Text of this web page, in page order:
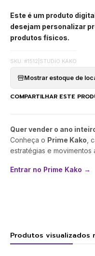
Este é um produto
desejam personalizar
produtos físicos.
SKU: #1512 STUDIO KAKO
Mostrar estoque de
COMPARTILHAR ESTE
Quer vender o ano
Conheça o Prime Kako ,
estratégias e movimentos
Entrar no Prime Kako →
Produtos visualizados